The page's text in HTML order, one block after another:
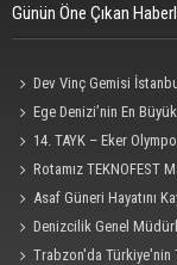
Günün Öne Çıkan
Dev Vinç Gemisi
Ege Denizi’nin En
14. TAYK – Eker
Rotamız TEKNOFEST
Asaf Güneri Hayatını
Denizcilik Genel
Saldırısına Uğradı"
Trabzon'da Türkiye'nin